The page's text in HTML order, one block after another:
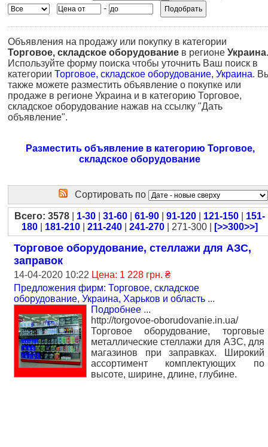
-
Объявления на продажу или покупку в категории
Торговое, складское оборудование в регионе Украина.
Используйте форму поиска чтобы уточнить Ваш поиск в
категории Торговое, складское оборудование, Украина.
также можете разместить объявление о покупке или
продаже в регионе Украина и в категорию Торговое,
складское оборудование нажав на ссылку "Дать
объявление".
Разместить объявление в категорию Торговое,
складское оборудование
Сортировать по
Всего: 3578 1-30 31-60 61-90 91-120 121-150
151-
180
181-210 211-240 241-270 | 271-300 | [>>300>>]
Торговое оборудование, стеллажи для АЗС,
заправок
14-04-2020 10:22 Цена: 1 228 грн. ₴
Предложения фирм: Торговое, складское
оборудование, Украина, Харьков и область ...
Подробнее ...
http://torgovoe-oborudovanie.in.ua/
Торговое оборудование, торговые
металлические стеллажи для АЗС, для
магазинов при заправках. Широкий
ассортимент комплектующих по
высоте, ширине, длине, глубине.